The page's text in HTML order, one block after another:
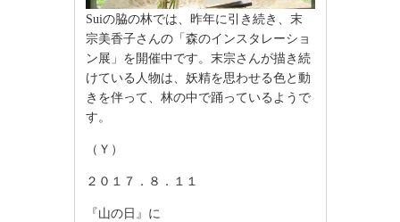
Suiの脇の林では、昨年に引き続き、末
宗美香子さんの「森のインスタレーショ
ン展」を開催中です。末宗さんが描き続
けている人物は、妖精を思わせる色と動
きを伴って、林の中で踊っているようで
す。
（Ｙ）
２０１７．８．１１
『山の日』に